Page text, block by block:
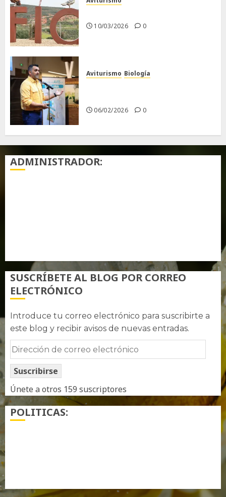
10/03/2026 0
Aviturismo Biología
06/02/2026 0
ADMINISTRADOR:
SUSCRÍBETE AL BLOG POR CORREO
ELECTRÓNICO
Introduce tu correo electrónico para suscribirte a
este blog y recibir avisos de nuevas entradas.
Dirección
de
correo
electrónico
Suscribirse
Únete a otros 159 suscriptores
POLITICAS: